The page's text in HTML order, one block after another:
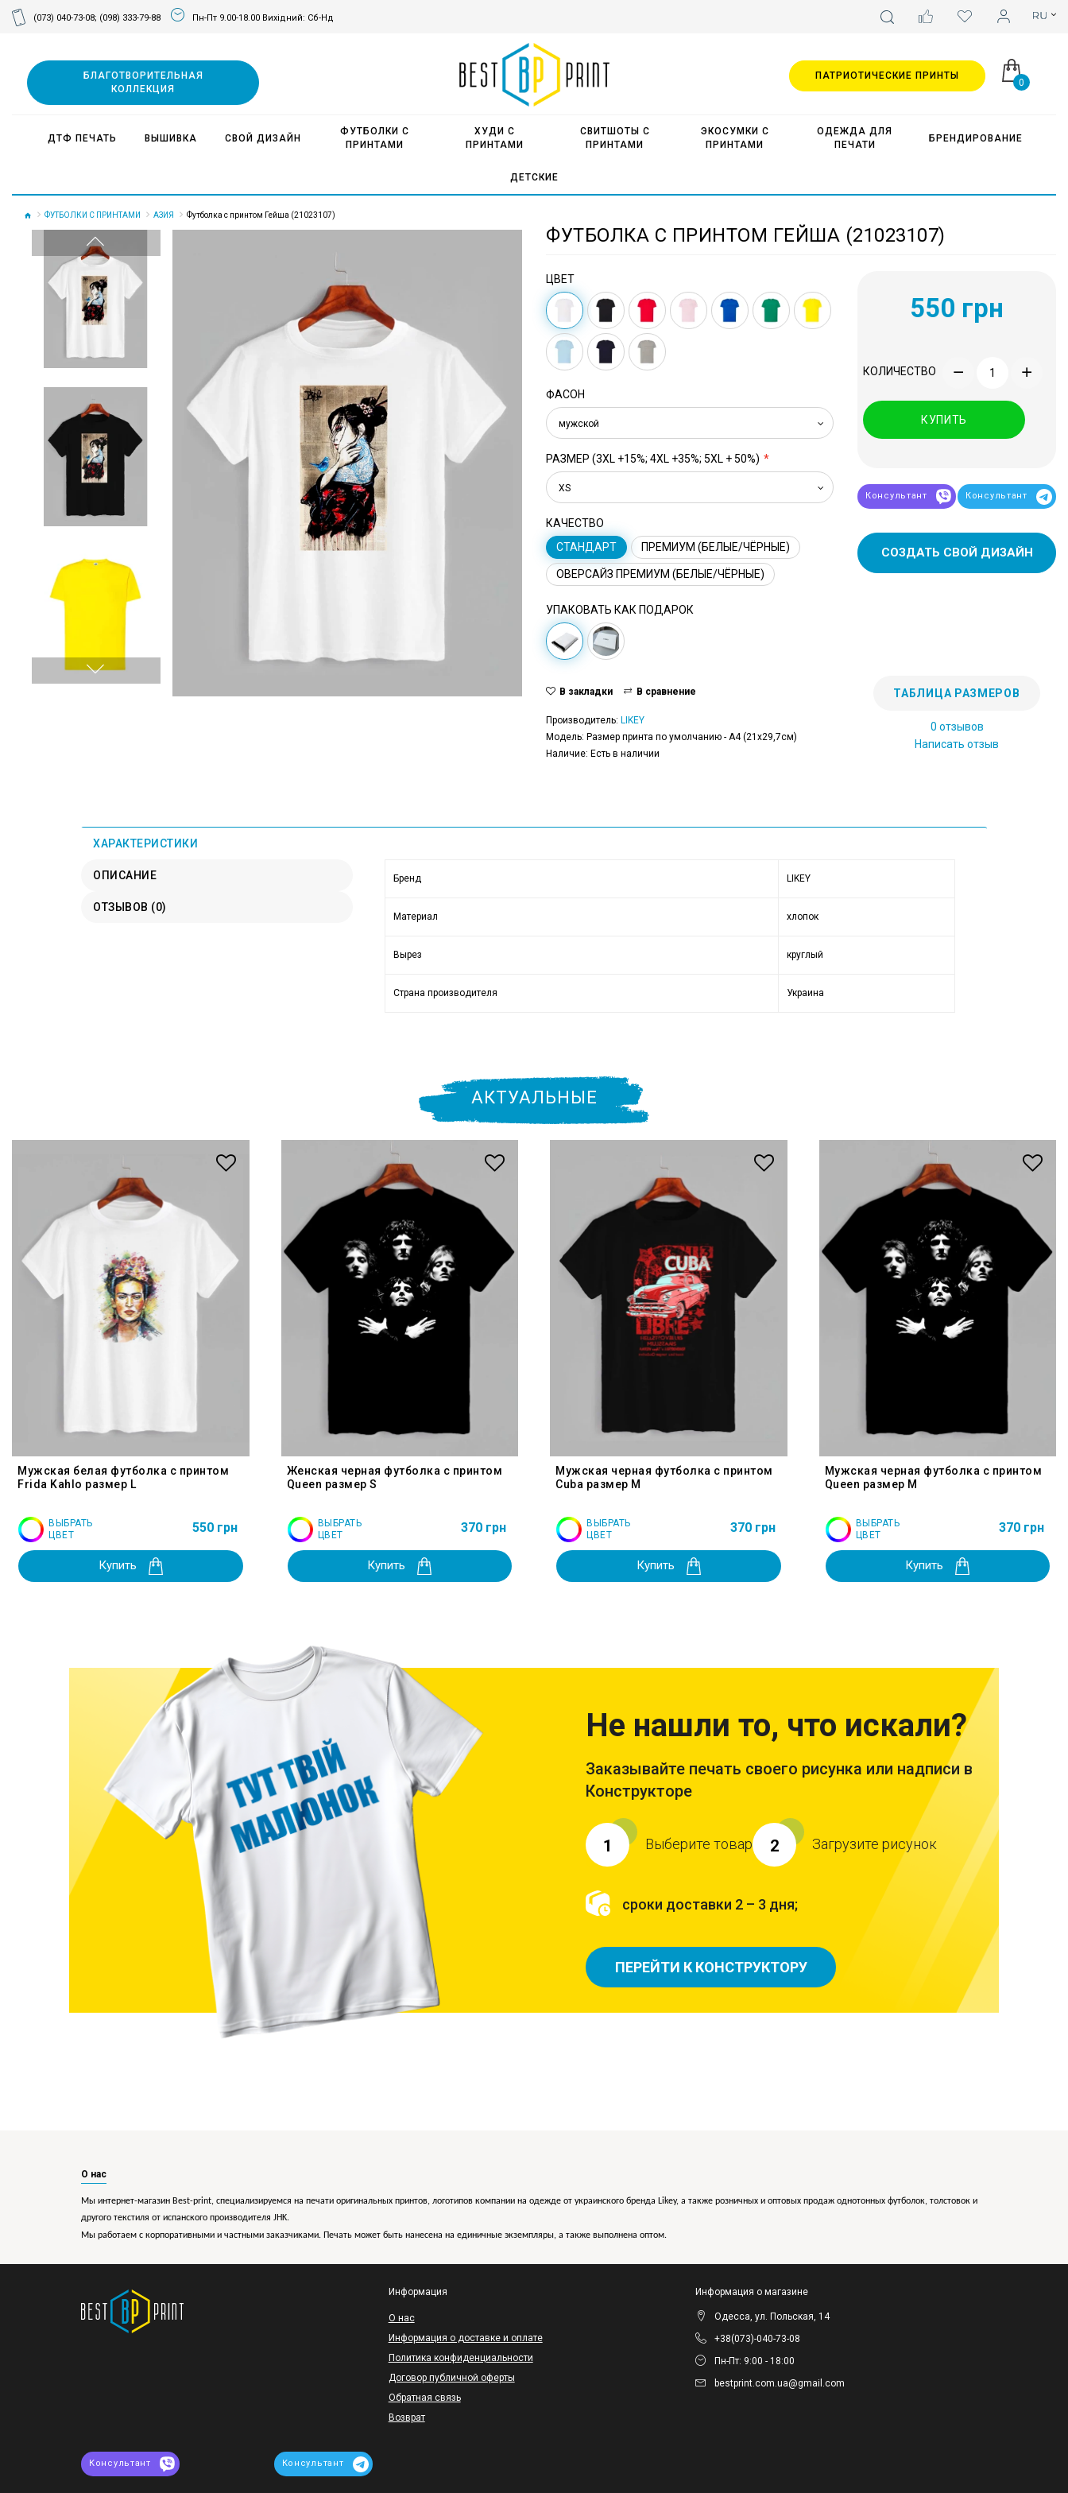
(073) 040-73-08; (098) 333-79-88 Пн-Пт 9.00-18.00 Вихідний: Сб-Нд
0
БЛАГОТВОРИТЕЛЬНАЯ
КОЛЛЕКЦИЯ
ДТФ ПЕЧАТЬ ВЫШИВКА СВОЙ ДИЗАЙН
ФУТБОЛКИ С
ПРИНТАМИ
ХУДИ С
ПРИНТАМИ
СВИТШОТЫ С
ПРИНТАМИ
ЭКОСУМКИ С
ПРИНТАМИ
ОДЕЖДА ДЛЯ
ПЕЧАТИ
БРЕНДИРОВАНИЕ
ДЕТСКИЕ
ПАТРИОТИЧЕСКИЕ ПРИНТЫ
ФУТБОЛКИ С ПРИНТАМИ АЗИЯ Футболка с принтом Гейша (21023107)
ФУТБОЛКА С ПРИНТОМ ГЕЙША (21023107)
ЦВЕТ
ФАСОН
мужской
РАЗМЕР (3XL +15%; 4XL +35%; 5XL + 50%)
XS
КАЧЕСТВО
СТАНДАРТ
ПРЕМИУМ (БЕЛЫЕ/ЧЁРНЫЕ)
ОВЕРСАЙЗ ПРЕМИУМ (БЕЛЫЕ/ЧЁРНЫЕ)
УПАКОВАТЬ КАК ПОДАРОК
550 грн
КОЛИЧЕСТВО
КУПИТЬ
Консультант Консультант
СОЗДАТЬ СВОЙ ДИЗАЙН
В закладки В сравнение
Производитель: LIKEY
Модель: Размер принта по умолчанию - А4 (21x29,7см)
Наличие: Есть в наличии
ТАБЛИЦА РАЗМЕРОВ
0 отзывов
Написать отзыв
ХАРАКТЕРИСТИКИ
ОПИСАНИЕ
ОТЗЫВОВ (0)
Бренд LIKEY
Материал хлопок
Вырез круглый
Страна производителя Украина
АКТУАЛЬНЫЕ
Мужская белая футболка с принтом
Frida Kahlo размер L
ВЫБРАТЬ
ЦВЕТ
550 грн
Купить
Женская черная футболка с принтом
Queen размер S
ВЫБРАТЬ
ЦВЕТ
370 грн
Купить
Мужская черная футболка с принтом
Cuba размер M
ВЫБРАТЬ
ЦВЕТ
370 грн
Купить
Мужская черная футболка с принтом
Queen размер M
ВЫБРАТЬ
ЦВЕТ
370 грн
Купить
Не нашли то, что искали?
Заказывайте печать своего рисунка или надписи в
Конструкторе
1 Выберите товар 2 Загрузите рисунок
сроки доставки 2 – 3 дня;
ПЕРЕЙТИ К КОНСТРУКТОРУ
О нас
Мы интернет-магазин Best-print, специализируемся на печати оригинальных принтов, логотипов компании на одежде от украинского бренда Likey, а также розничных и оптовых продаж однотонных футболок, толстовок и
другого текстиля от испанского производителя JHK.
Мы работаем с корпоративными и частными заказчиками. Печать может быть нанесена на единичные экземпляры, а также выполнена оптом.
Информация
O нас
Информация о доставке и оплате
Политика конфиденциальности
Договор публичной оферты
Обратная связь
Возврат
Информация о магазине
Одесса, ул. Польская, 14
+38(073)-040-73-08
Пн-Пт: 9:00 - 18:00
bestprint.com.ua@gmail.com
Консультант Консультант